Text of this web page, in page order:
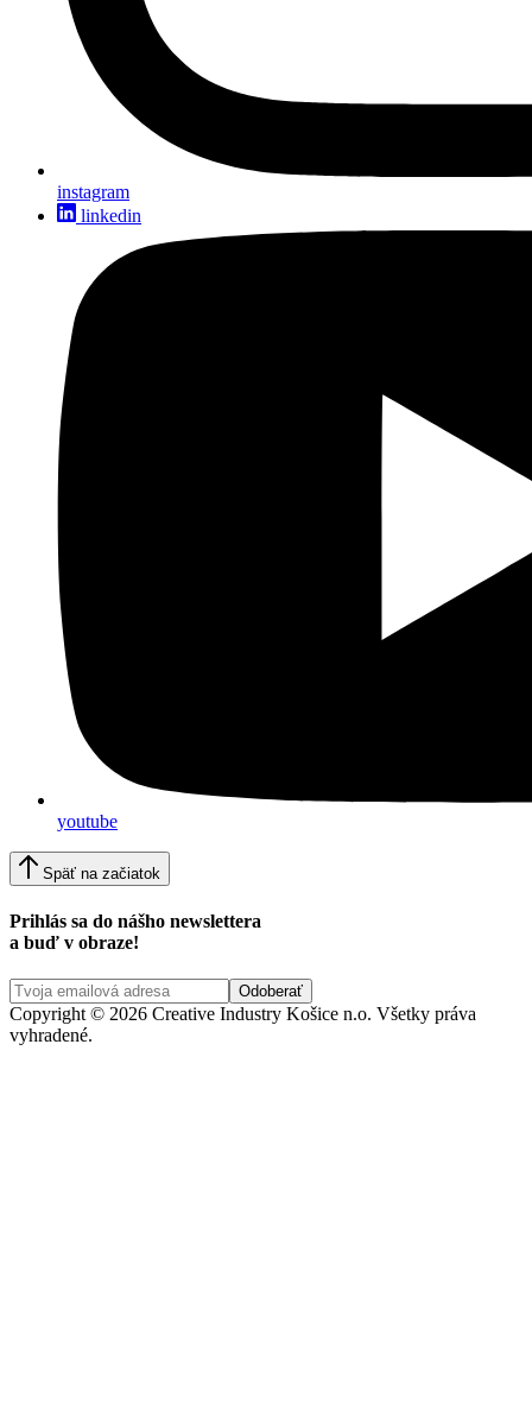
instagram
linkedin
youtube
Späť na začiatok
Prihlás sa do nášho newslettera
a buď v obraze!
Copyright © 2026 Creative Industry Košice n.o. Všetky práva
vyhradené.